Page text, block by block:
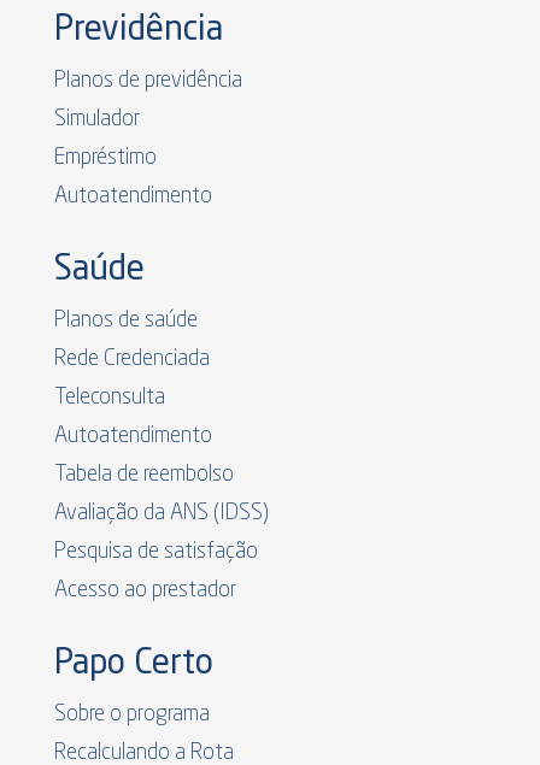
Previdência
Planos de previdência
Simulador
Empréstimo
Autoatendimento
Saúde
Planos de saúde
Rede Credenciada
Teleconsulta
Autoatendimento
Tabela de reembolso
Avaliação da ANS (IDSS)
Pesquisa de satisfação
Acesso ao prestador
Papo Certo
Sobre o programa
Recalculando a Rota